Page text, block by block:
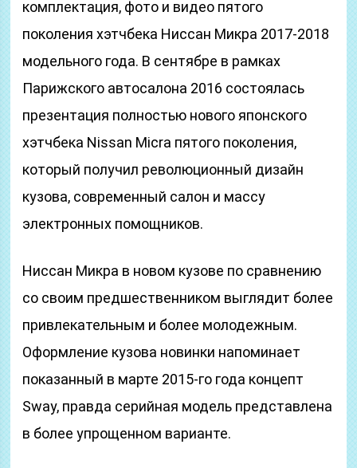
комплектация, фото и видео пятого
поколения хэтчбека Ниссан Микра 2017-2018
модельного года. В сентябре в рамках
Парижского автосалона 2016 состоялась
презентация полностью нового японского
хэтчбека Nissan Micra пятого поколения,
который получил революционный дизайн
кузова, современный салон и массу
электронных помощников.
Ниссан Микра в новом кузове по сравнению
со своим предшественником выглядит более
привлекательным и более молодежным.
Оформление кузова новинки напоминает
показанный в марте 2015-го года концепт
Sway, правда серийная модель представлена
в более упрощенном варианте.